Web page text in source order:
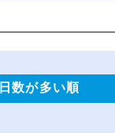
数が多い順